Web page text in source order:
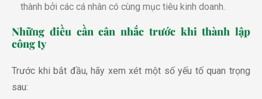
thành bởi các cá nhân có cùng mục tiêu kinh doanh.
Những điều cần cân nhắc trước khi thành lập
công ty
Trước khi bắt đầu, hãy xem xét một số yếu tố quan trọng
sau: